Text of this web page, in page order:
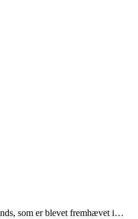
som er blevet fremhævet i…